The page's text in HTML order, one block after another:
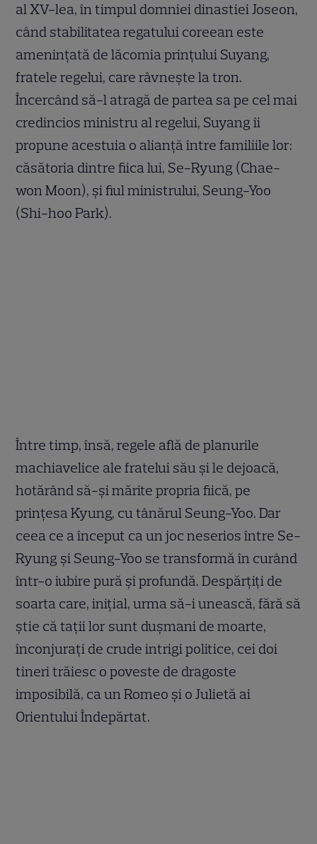
al XV-lea, în timpul domniei dinastiei Joseon,
când stabilitatea regatului coreean este
ameninţată de lăcomia prinţului Suyang,
fratele regelui, care râvneşte la tron.
Încercând să-l atragă de partea sa pe cel mai
credincios ministru al regelui, Suyang îi
propune acestuia o alianţă între familiile lor:
căsătoria dintre fiica lui, Se-Ryung (Chae-
won Moon), şi fiul ministrului, Seung-Yoo
(Shi-hoo Park).
Între timp, însă, regele află de planurile
machiavelice ale fratelui său şi le dejoacă,
hotărând să-şi mărite propria fiică, pe
prinţesa Kyung, cu tânărul Seung-Yoo. Dar
ceea ce a început ca un joc neserios între Se-
Ryung şi Seung-Yoo se transformă în curând
într-o iubire pură şi profundă. Despărţiţi de
soarta care, iniţial, urma să-i unească, fără să
ştie că taţii lor sunt duşmani de moarte,
înconjuraţi de crude intrigi politice, cei doi
tineri trăiesc o poveste de dragoste
imposibilă, ca un Romeo şi o Julietă ai
Orientului Îndepărtat.